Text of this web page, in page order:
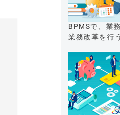
BPMSで、業
業務改革を行